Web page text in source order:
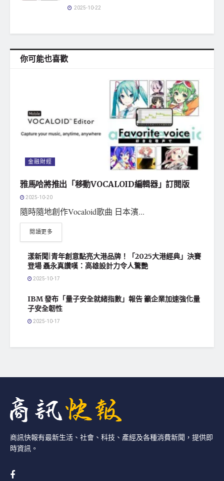
2025-10-22
你可能也喜歡
金融財經
雅馬哈將推出「移動VOCALOID編輯器」訂閱版
2025-10-20
隨時隨地創作Vocaloid歌曲 日本濱...
閱讀更多
漾新聞|青年創意點亮大港品牌！「2025大港經典」決賽
登場 聶永真讚嘆：高雄設計力令人驚艷
2025-10-17
IBM 發布「量子安全就緒指數」報告 籲企業加速強化量
子安全韌性
2025-10-17
商訊快報有最新生活、社會、科技、產經及各種消費新聞，提供即
時資訊。